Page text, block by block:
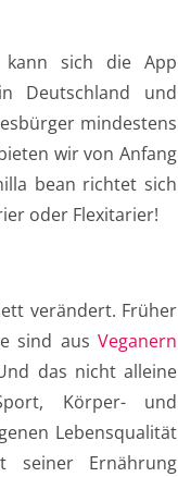
sich die App
Deutschland und
mindestens
wir von Anfang
bean richtet sich
oder Flexitarier!
verändert. Früher
sind aus Veganern
das nicht alleine
Körper- und
Lebensqualität
Ernährung